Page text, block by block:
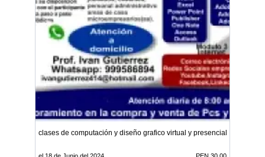
clases de computación y diseño grafico virtual y presencial